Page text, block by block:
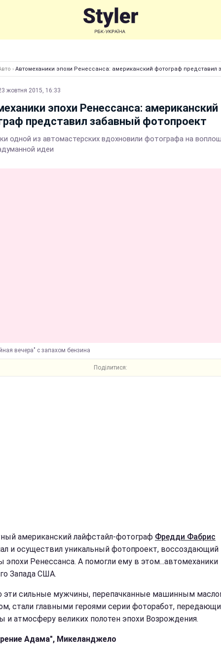
› Автомеханики эпохи Ренессанса: американский фотограф представил
жовтня 2015, 16:33
эпохи Ренессанса: американский
представил забавный фотопроект
одной из автомастерских вдохновили фотографа на
идеи
вечера" с запахом бензина
Поділитися:
американский лайфстайл-фотограф Фредди Фабрис
и осуществил уникальный фотопроект, воссоздающий
эпохи Ренессанса. А помогли ему в этом...автомеханики
Запада США.
эти сильные мужчины, перепачканные машинным
стали главными героями серии фоторабот,
атмосферу великих полотен эпохи Возрождения.
Адама", Микеланджело